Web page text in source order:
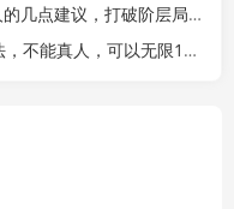
局限，实现个人与家族代际向上跃升
无限10秒视频，9图+3音频参考